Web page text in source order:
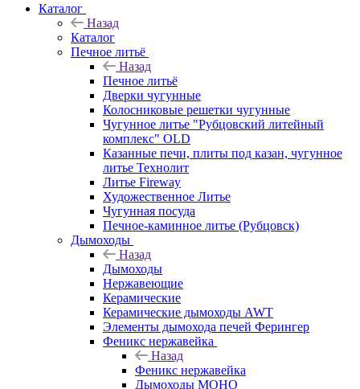
Каталог
Назад
Каталог
Печное литьё
Назад
Печное литьё
Дверки чугунные
Колосниковые решетки чугунные
Чугунное литье "Рубцовский литейный
комплекс" OLD
Казанные печи, плиты под казан, чугунное
литье Технолит
Литье Fireway
Художественное Литье
Чугунная посуда
Печное-каминное литье (Рубцовск)
Дымоходы
Назад
Дымоходы
Нержавеющие
Керамические
Керамические дымоходы AWT
Элементы дымохода печей Ферингер
Феникс нержавейка
Назад
Феникс нержавейка
Дымоходы МОНО